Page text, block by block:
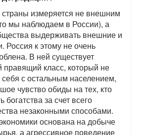
измеряется не внешним
мы наблюдаем в России), а
выдерживать внешние и
Россия к этому не очень
В ней существует
класс, который не
с остальным населением,
чувство обиды на тех, кто
богатства за счет всего
незаконными способами.
основана на добыче
а агрессивное поведение